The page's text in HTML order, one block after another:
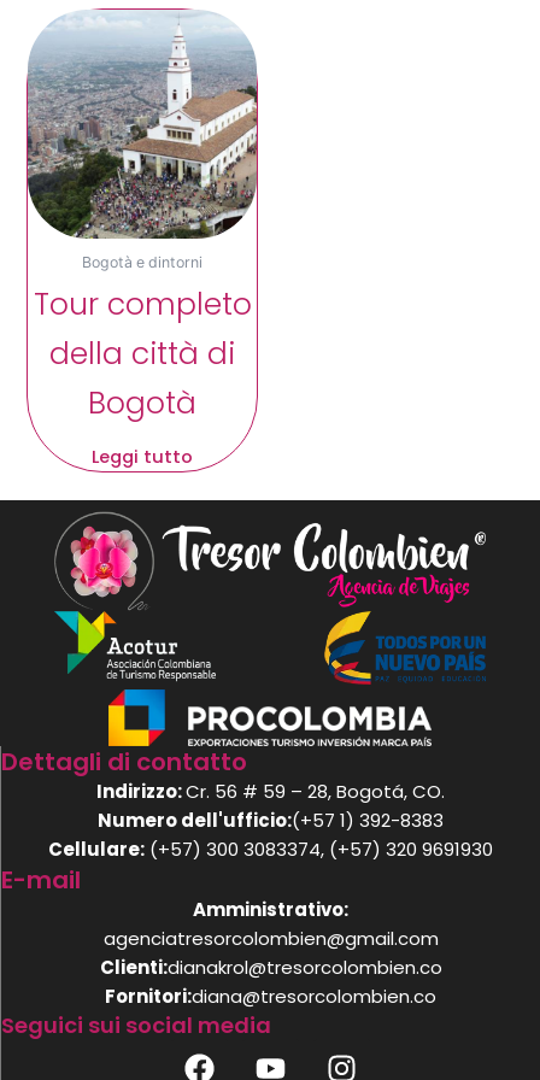
Bogotà e dintorni
Tour completo
della città di
Bogotà
Leggi tutto
Dettagli di contatto
Indirizzo:Cr. 56 # 59 – 28, Bogotá, CO.
Numero dell'ufficio:(+57 1) 392-8383
Cellulare: (+57) 300 3083374, (+57) 320 9691930
E-mail
Amministrativo:
agenciatresorcolombien@gmail.com
Clienti:dianakrol@tresorcolombien.co
Fornitori:diana@tresorcolombien.co
Seguici sui social media
F
Y
I